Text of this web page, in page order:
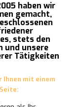
haben wir
gemacht,
stets den
und unsere
Tätigkeiten
mit einem